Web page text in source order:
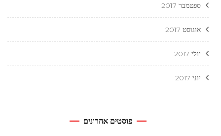
ספטמבר 2017
אוגוסט 2017
יולי 2017
יוני 2017
פוסטים אחרונים